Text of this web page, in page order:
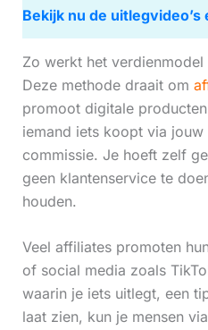
Bekijk nu de
Zo werkt het verdienmodel
Deze methode draait om
promoot digitale
iemand iets koopt via
commissie. Je hoeft zelf
geen klantenservice te
houden.
Veel affiliates promoten
of social media zoals
waarin je iets uitlegt, een
laat zien, kun je mensen